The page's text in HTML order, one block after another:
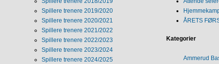
Spillere trenere 2019/2020
Spillere trenere 2020/2021
Spillere trenere 2021/2022
Spillere trenere 2022/2023
Spillere trenere 2023/2024
Spillere trenere 2024/2025
ÅRETS
Kategorier
Ammerud